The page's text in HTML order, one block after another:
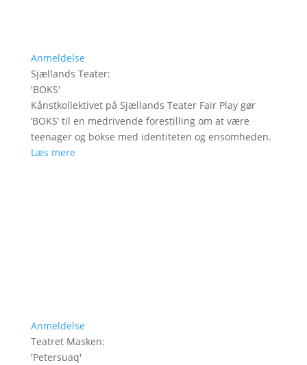
Anmeldelse
Sjællands Teater:
'BOKS'
Kånstkollektivet på Sjællands Teater Fair Play gør
’BOKS’ til en medrivende forestilling om at være
teenager og bokse med identiteten og ensomheden.
Læs mere
Anmeldelse
Teatret Masken:
'Petersuaq'